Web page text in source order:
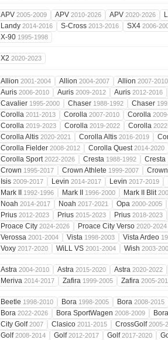
APV 2005-2009 APV 2010-2026 APV 2020-2026
Landy 2014-2016 S-Cross 2013-2016 SX4 2006-
X-90 1995-1998
X2 2020-2023
Allion 2001-2004 Allion 2004-2007 Allion 2007-2010
Auris 2006-2010 Auris 2009-2012 Auris 2012-2016
Cavalier 1995-2000 Chaser 1988-1992 Chaser
Corolla 2011-2013 Corolla 2007-2010 Corolla
Corolla 2019-2023 Corolla 2019-2022 Corolla
Corolla Altis 2020-2021 Corolla Altis 2016-2019
Corolla Fielder 2008-2012 Corolla Quest2014-2020
Corolla Sport2022-2026 Cresta 1988-1992 Cresta
Crown 1995-2017 Crown Athlete 1999-2007
Isis 2009-2017 Levin 2014-2017 Levin 2017-2019
Mark II
1992-1996 Mark II 1996-2000 Mark II Blit
Noah 2014-2017 Noah 2017-2021 Opa 2000-2005
Prius 2012-2023 Prius 2015-2023 Prius 2018-2023
Proace City 2024-2026 Proace City Verso 2020-2024
Verossa 2001-2004 Vista 1998-2003 Vista Ardeo
Voxy 2017-2020 WiLL VS 2001-2004 Wish 2003-
Astra 2004-2010 Astra 2015-2020 Astra 2020-2022
Meriva 2014-2017 Zafira 1999-2005 Zafira 2005-
Beetle 1998-2010 Bora 1998-2005 Bora 2008-2015
Bora 2022-2026 Bora SportWagen 2008-2009
City Golf2007 Clasico 2011-2015 CrossGolf2005-
Golf2008-2014 Golf2012-2017 Golf2017-2020